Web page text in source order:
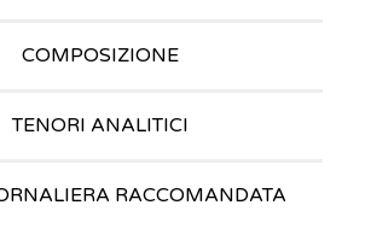
COMPOSIZIONE
TENORI ANALITICI
RACCOMANDATA